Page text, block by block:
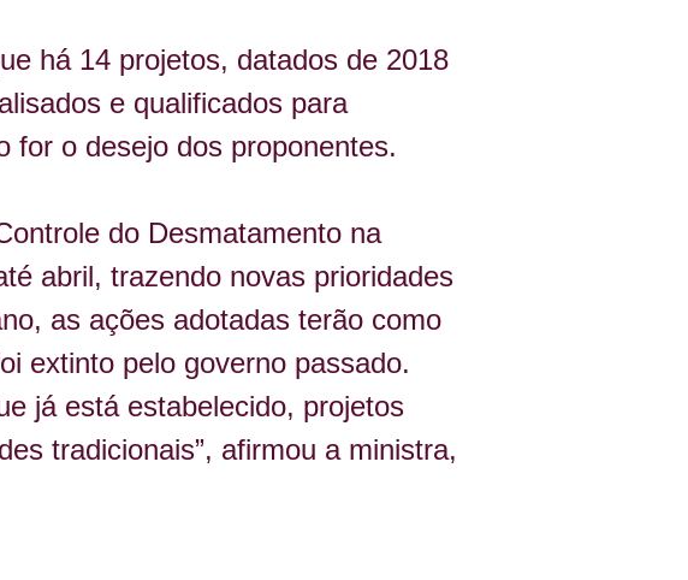
há 14 projetos, datados de 2018
e qualificados para
for o desejo dos proponentes.
do Desmatamento na
abril, trazendo novas prioridades
as ações adotadas terão como
extinto pelo governo passado.
já está estabelecido, projetos
tradicionais”, afirmou a ministra,